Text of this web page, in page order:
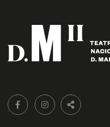
Siga-
nos:
FACEBOOK LIVRARIA DO
INSTAGRAM
PARTILHAR